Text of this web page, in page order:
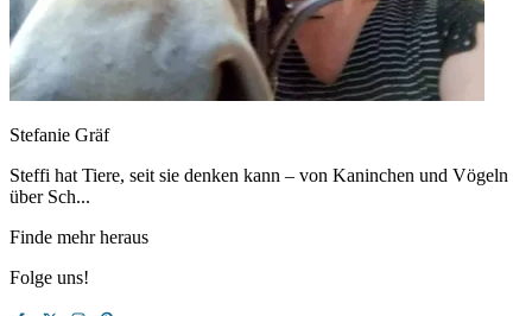
Stefanie Gräf
Steffi hat Tiere, seit sie denken kann – von Kaninchen und Vögeln
über Sch...
Finde mehr heraus
Folge uns!